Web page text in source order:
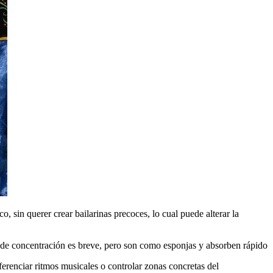
sin querer crear bailarinas precoces, lo cual puede alterar la
concentración es breve, pero son como esponjas y absorben rápido
ritmos musicales o controlar zonas concretas del